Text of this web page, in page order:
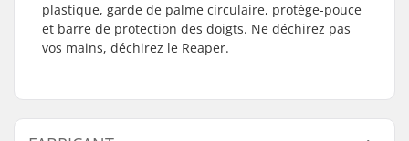
plastique, garde de palme circulaire, protège-pouce
et barre de protection des doigts. Ne déchirez pas
vos mains, déchirez le Reaper.